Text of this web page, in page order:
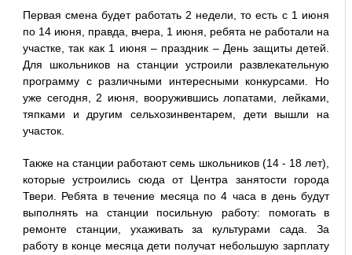
Первая смена будет работать 2 недели, то есть с 1 июня
по 14 июня, правда, вчера, 1 июня, ребята не работали на
участке, так как 1 июня – праздник – День защиты детей.
Для школьников на станции устроили развлекательную
программу с различными интересными конкурсами. Но
уже сегодня, 2 июня, вооружившись лопатами, лейками,
тяпками и другим сельхозинвентарем, дети вышли на
участок.
Также на станции работают семь школьников (14 - 18 лет),
которые устроились сюда от Центра занятости города
Твери. Ребята в течение месяца по 4 часа в день будут
выполнять на станции посильную работу: помогать в
ремонте станции, ухаживать за культурами сада. За
работу в конце месяца дети получат небольшую зарплату